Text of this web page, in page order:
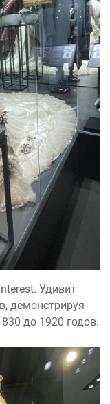
Удивит
демонстрируя
до 1920 годов.